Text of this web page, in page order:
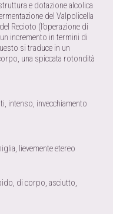
e dotazione alcolica
del Valpolicella
Recioto (l’operazione di
incremento in termini di
si traduce in un
una spiccata rotondità
intenso, invecchiamento
lievemente etereo
di corpo, asciutto,